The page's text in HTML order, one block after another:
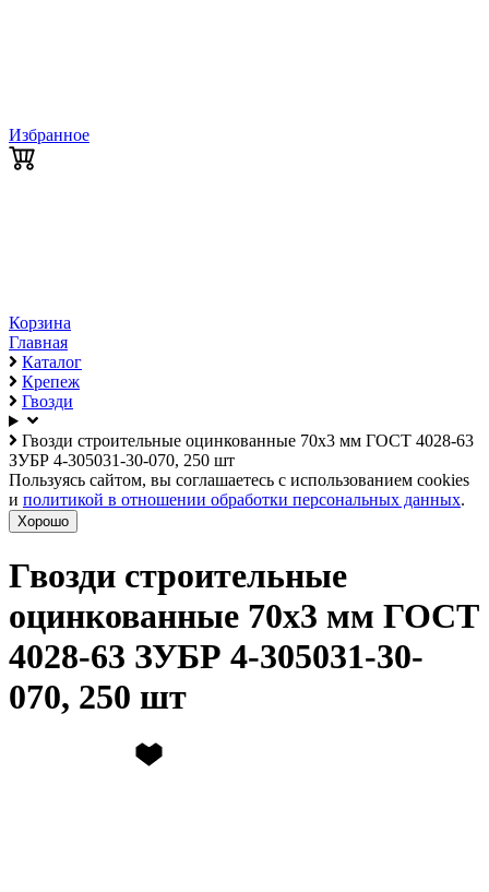
Избранное
Корзина
Главная
Каталог
Крепеж
Гвозди
Гвозди строительные оцинкованные 70x3 мм ГОСТ 4028-63
ЗУБР 4-305031-30-070, 250 шт
Пользуясь сайтом, вы соглашаетесь с использованием cookies
и политикой в отношении обработки персональных данных.
Хорошо
Гвозди строительные
оцинкованные 70x3 мм ГОСТ
4028-63 ЗУБР 4-305031-30-
070, 250 шт